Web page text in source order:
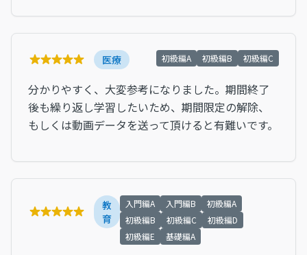
医療 初級編A 初級編B 初級編C
分かりやすく、大変参考になりました。期間終了
後も繰り返し学習したいため、期間限定の解除、
もしくは動画データを送って頂けると有難いです。
教
育
入門編A 入門編B
初級編A
初級編B
初級編C
初級編D
初級編E
基礎編A